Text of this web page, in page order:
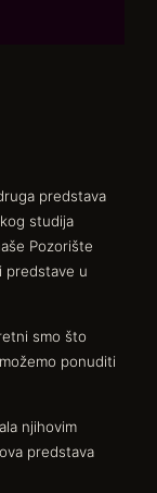
predstava
studija
Pozorište
predstave u
smo što
ponuditi
njihovim
predstava